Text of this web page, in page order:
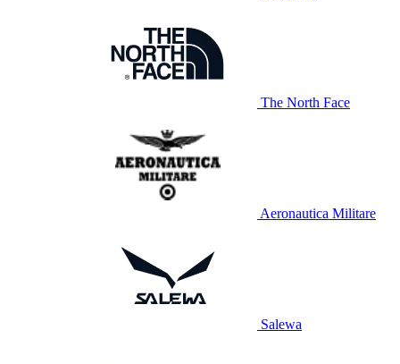
The North Face
Aeronautica Militare
Salewa